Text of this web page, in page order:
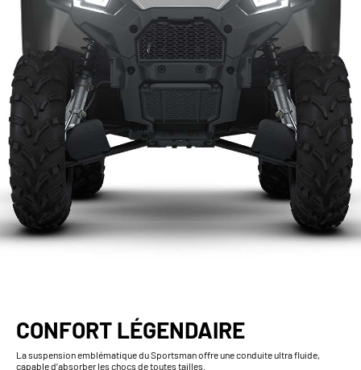
CONFORT LÉGENDAIRE
La suspension emblématique du Sportsman offre une conduite ultra fluide,
capable d’absorber les chocs de toutes tailles.